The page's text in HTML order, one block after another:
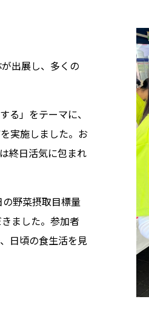
出展し、多くの
」をテーマに、
実施しました。お
終日活気に包まれ
野菜摂取目標量
ました。参加者
日頃の食生活を見